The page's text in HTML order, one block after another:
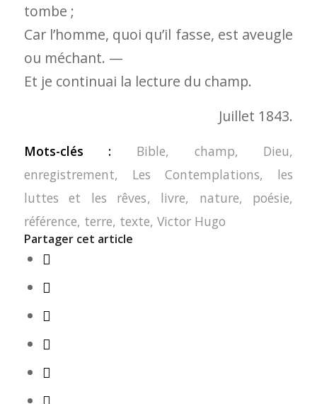
tombe ;
Car l’homme, quoi qu’il fasse, est aveugle
ou méchant. —
Et je continuai la lecture du champ.
Juillet 1843.
Mots-clés : Bible, champ, Dieu,
enregistrement, Les Contemplations, les
luttes et les rêves, livre, nature, poésie,
référence, terre, texte, Victor Hugo
Partager cet article